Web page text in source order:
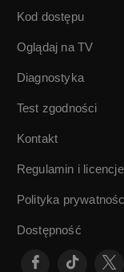
5/5
Kod dostępu
Oglądaj na TV
Diagnostyka
Test zgodności
Kontakt
Regulamin i licencje
Polityka
Dostępność